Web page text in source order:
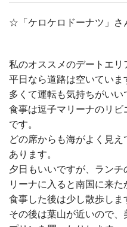
☆「ケロケロドーナツ」さ
私のオススメのデートエリ
平日なら道路は空いてい
多くて運転も気持ちがいい
食事は逗子マリーナのリビ
です。
どの席からも海がよく見
あります。
夕日もいいですが、ラン
リーナに入ると南国に来た
食事した後は少し散歩しま
その後は葉山が近いので